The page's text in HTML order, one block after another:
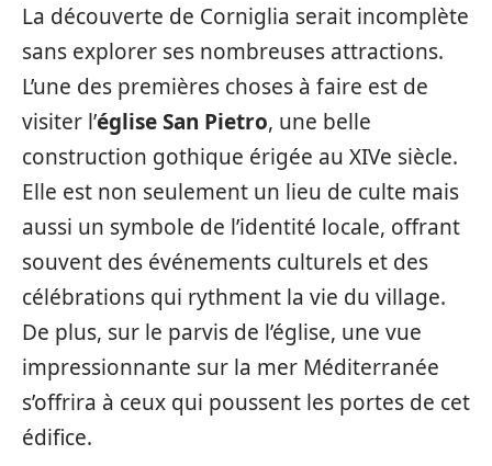
La découverte de Corniglia serait incomplète
sans explorer ses nombreuses attractions.
L’une des premières choses à faire est de
visiter l’église San Pietro, une belle
construction gothique érigée au XIVe siècle.
Elle est non seulement un lieu de culte mais
aussi un symbole de l’identité locale, offrant
souvent des événements culturels et des
célébrations qui rythment la vie du village.
De plus, sur le parvis de l’église, une vue
impressionnante sur la mer Méditerranée
s’offrira à ceux qui poussent les portes de cet
édifice.